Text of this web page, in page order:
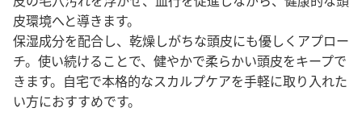
皮環境へと導きます。
保湿成分を配合し、乾燥しがちな頭皮にも優しくアプロー
チ。使い続けることで、健やかで柔らかい頭皮をキープで
きます。自宅で本格的なスカルプケアを手軽に取り入れた
い方におすすめです。